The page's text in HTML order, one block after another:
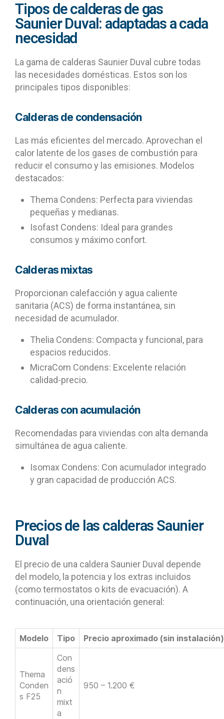
Tipos de calderas de gas
Saunier Duval: adaptadas a cada
necesidad
La gama de calderas Saunier Duval cubre todas
las necesidades domésticas. Estos son los
principales tipos disponibles:
Calderas de condensación
Las más eficientes del mercado. Aprovechan el
calor latente de los gases de combustión para
reducir el consumo y las emisiones. Modelos
destacados:
Thema Condens: Perfecta para viviendas
pequeñas y medianas.
Isofast Condens: Ideal para grandes
consumos y máximo confort.
Calderas mixtas
Proporcionan calefacción y agua caliente
sanitaria (ACS) de forma instantánea, sin
necesidad de acumulador.
Thelia Condens: Compacta y funcional, para
espacios reducidos.
MicraCom Condens: Excelente relación
calidad-precio.
Calderas con acumulación
Recomendadas para viviendas con alta demanda
simultánea de agua caliente.
Isomax Condens: Con acumulador integrado
y gran capacidad de producción ACS.
Precios de las calderas Saunier
Duval
El precio de una caldera Saunier Duval depende
del modelo, la potencia y los extras incluidos
(como termostatos o kits de evacuación). A
continuación, una orientación general:
Modelo Tipo Precio aproximado (sin instalación)
Thema
Conden
s F25
Con
dens
ació
n
mixt
a
950 – 1.200 €